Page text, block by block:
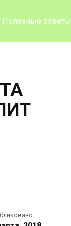
Полезные советы